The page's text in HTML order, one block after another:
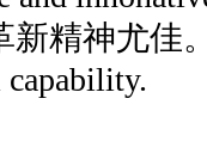
新精神尤佳